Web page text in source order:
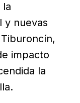
la
y nuevas
impacto
la